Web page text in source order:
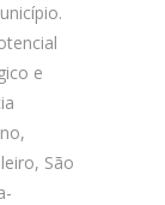
e
São